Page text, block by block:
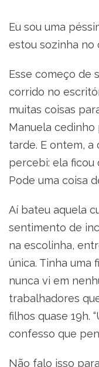
Eu sou uma
estou sozinha no
Esse começo de
corrido no
muitas coisas
Manuela cedinho
tarde. E ontem, a
percebi: ela ficou
Pode uma coisa
Aí bateu aquela
sentimento de
na escolinha,
única. Tinha uma
nunca vi em
trabalhadores
filhos quase 19h.
confesso que
Não falo isso